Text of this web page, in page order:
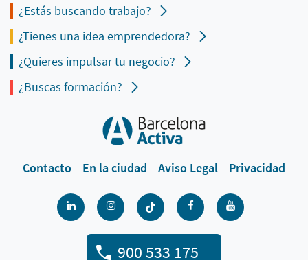
¿Estás buscando trabajo?
¿Tienes una idea emprendedora?
¿Quieres impulsar tu negocio?
¿Buscas formación?
Contacto En la ciudad Aviso Legal Privacidad
900 533 175